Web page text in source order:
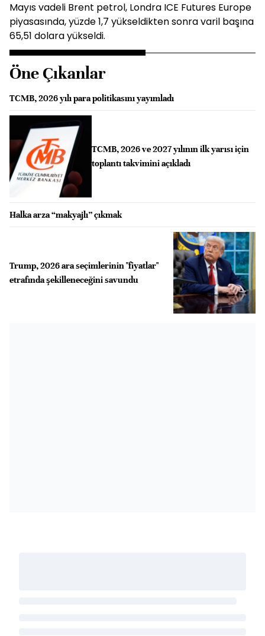
Mayıs vadeli Brent petrol, Londra ICE Futures Europe
piyasasında, yüzde 1,7 yükseldikten sonra varil başına
65,51 dolara yükseldi.
Öne Çıkanlar
TCMB, 2026 yılı para politikasını yayımladı
TCMB, 2026 ve 2027 yılının ilk yarısı için
toplantı takvimini açıkladı
Halka arza “makyajlı” çıkmak
Trump, 2026 ara seçimlerinin "fiyatlar"
etrafında şekilleneceğini savundu